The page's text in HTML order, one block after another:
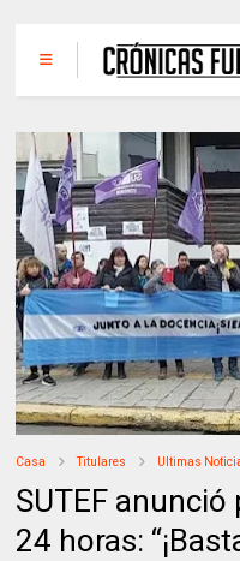
Casa Titulares Ultimas
SUTEF
24 horas: